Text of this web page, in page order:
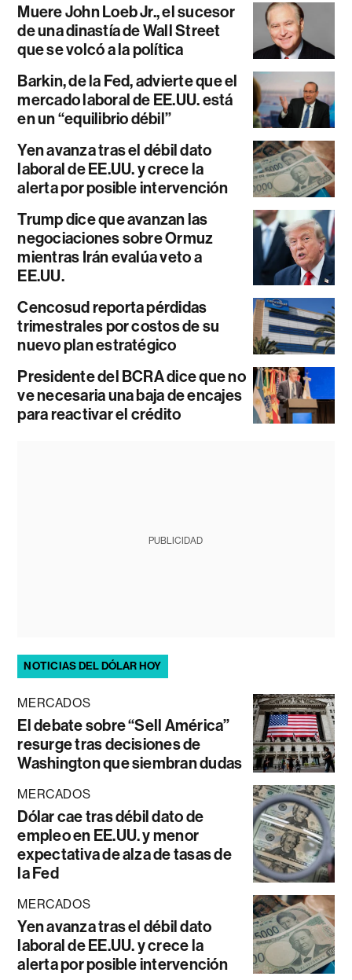
Muere John Loeb Jr., el sucesor
de una dinastía de Wall Street
que se volcó a la política
Barkin, de la Fed, advierte que el
mercado laboral de EE.UU. está
en un “equilibrio débil”
Yen avanza tras el débil dato
laboral de EE.UU. y crece la
alerta por posible intervención
Trump dice que avanzan las
negociaciones sobre Ormuz
mientras Irán evalúa veto a
EE.UU.
Cencosud reporta pérdidas
trimestrales por costos de su
nuevo plan estratégico
Presidente del BCRA dice que no
ve necesaria una baja de encajes
para reactivar el crédito
PUBLICIDAD
NOTICIAS DEL DÓLAR HOY
MERCADOS
El debate sobre “Sell América”
resurge tras decisiones de
Washington que siembran dudas
MERCADOS
Dólar cae tras débil dato de
empleo en EE.UU. y menor
expectativa de alza de tasas de
la Fed
MERCADOS
Yen avanza tras el débil dato
laboral de EE.UU. y crece la
alerta por posible intervención